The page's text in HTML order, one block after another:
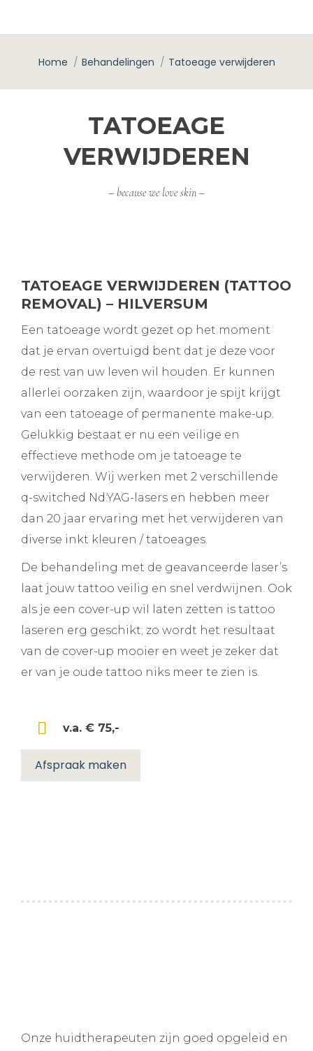
Je bent hier:
Home Behandelingen Tatoeage verwijderen
TATOEAGE
VERWIJDEREN
– because we love skin –
TATOEAGE VERWIJDEREN (TATTOO
REMOVAL) – HILVERSUM
Een tatoeage wordt gezet op het moment
dat je ervan overtuigd bent dat je deze voor
de rest van uw leven wil houden. Er kunnen
allerlei oorzaken zijn, waardoor je spijt krijgt
van een tatoeage of permanente make-up.
Gelukkig bestaat er nu een veilige en
effectieve methode om je tatoeage te
verwijderen. Wij werken met 2 verschillende
q-switched Nd:YAG-lasers en hebben meer
dan 20 jaar ervaring met het verwijderen van
diverse inkt kleuren / tatoeages.
De behandeling met de geavanceerde laser’s
laat jouw tattoo veilig en snel verdwijnen. Ook
als je een cover-up wil laten zetten is tattoo
laseren erg geschikt; zo wordt het resultaat
van de cover-up mooier en weet je zeker dat
er van je oude tattoo niks meer te zien is.
v.a. € 75,-
Afspraak maken
Onze huidtherapeuten zijn goed opgeleid en